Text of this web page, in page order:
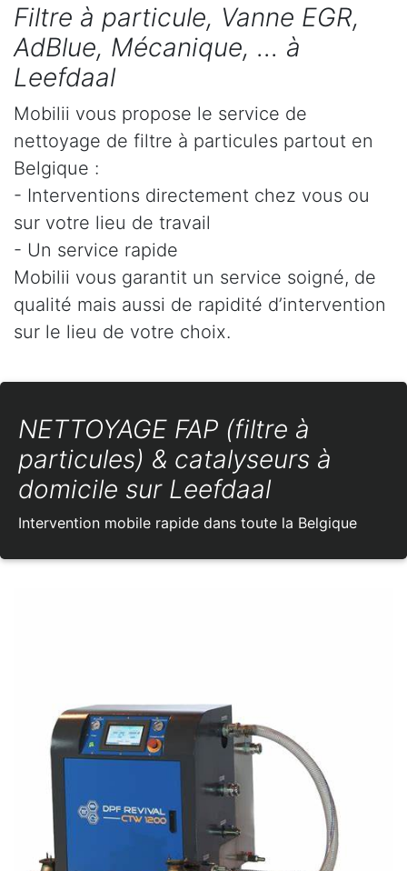
Filtre à particule, Vanne EGR,
AdBlue, Mécanique, ... à
Leefdaal
Mobilii vous propose le service de
nettoyage de filtre à particules partout en
Belgique :
- Interventions directement chez vous ou
sur votre lieu de travail
- Un service rapide
Mobilii vous garantit un service soigné, de
qualité mais aussi de rapidité d’intervention
sur le lieu de votre choix.
NETTOYAGE FAP (filtre à
particules) & catalyseurs à
domicile sur Leefdaal
Intervention mobile rapide dans toute la Belgique